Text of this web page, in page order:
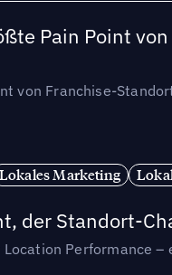
Pain Point
von Franchise-
Lokales Marketing
der Standort-
Performance